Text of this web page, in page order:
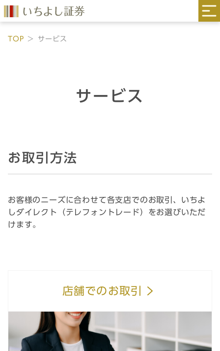
TOP サービス
サービス
お取引方法
お客様のニーズに合わせて各支店でのお取引、いちよ
しダイレクト（テレフォントレード）をお選びいただ
けます。
店舗でのお取引